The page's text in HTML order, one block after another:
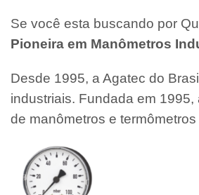
Se você esta buscando por
Pioneira em Manômetros
Desde 1995, a Agatec do
industriais. Fundada em
de manômetros e